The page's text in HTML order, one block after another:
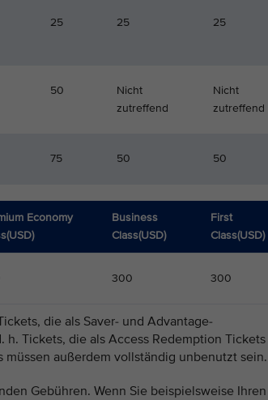
25 25 25
50
Nicht
zutreffend
Nicht
zutreffend
75 50 50
Economy
Business
Class(USD)
First
Class(USD)
300 300
die als Saver- und Advantage-
Tickets, die als Access Redemption Tickets
außerdem vollständig unbenutzt sein.
Gebühren. Wenn Sie beispielsweise Ihren